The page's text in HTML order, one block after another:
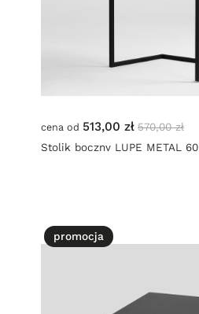
cena od 513,00 zł 570,00 zł
Stolik boczny LUPE METAL 60
promocja